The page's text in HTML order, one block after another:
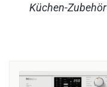
Küchen-Zubehör